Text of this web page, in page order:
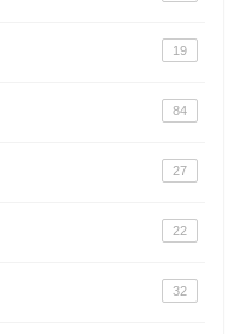
19
84
27
22
32